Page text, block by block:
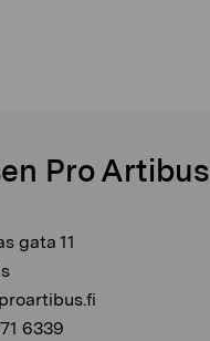
Pro Artibus
gata 11
6339